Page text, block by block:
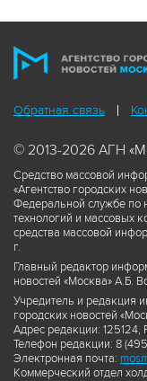
Обратная связь
© 2013-2026 АГН
Средство массовой
«Агентство городских
Федеральной службе по
технологий и массовых
средства массовой
г.
Главный редактор
новостей «Москва» А.Б.
Учредитель и редакция
городских новостей
Адрес редакции: 125124,
Телефон редакции: 8
Электронная почта:
Коммерческий отдел